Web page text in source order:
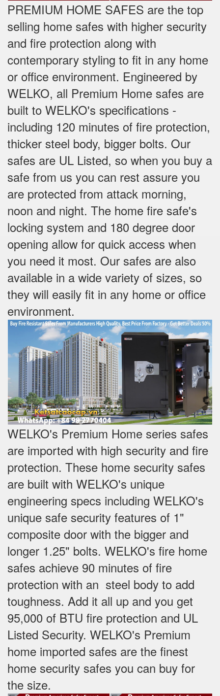
PREMIUM HOME SAFES are the top
selling home safes with higher security
and fire protection along with
contemporary styling to fit in any home
or office environment. Engineered by
WELKO, all Premium Home safes are
built to WELKO's specifications -
including 120 minutes of fire protection,
thicker steel body, bigger bolts. Our
safes are UL Listed, so when you buy a
safe from us you can rest assure you
are protected from attack morning,
noon and night. The home fire safe's
locking system and 180 degree door
opening allow for quick access when
you need it most. Our safes are also
available in a wide variety of sizes, so
they will easily fit in any home or office
environment.
WELKO's Premium Home series safes
are imported with high security and fire
protection. These home security safes
are built with WELKO's unique
engineering specs including WELKO's
unique safe security features of 1"
composite door with the bigger and
longer 1.25" bolts. WELKO's fire home
safes achieve 90 minutes of fire
protection with an steel body to add
toughness. Add it all up and you get
95,000 of BTU fire protection and UL
Listed Security. WELKO's Premium
home imported safes are the finest
home security safes you can buy for
the size.